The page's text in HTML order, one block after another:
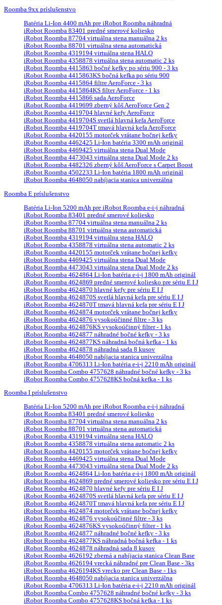
Roomba 9xx príslušenstvo
Batéria Li-Ion 4400 mAh pre iRobot Roomba náhradná
iRobot Roomba 83401 predné smerové koliesko
iRobot Roomba 87704 virtuálna stena manuálna 2 ks
iRobot Roomba 88701 virtuálna stena automatická
iRobot Roomba 4319194 virtuálna stena HALO
iRobot Roomba 4358878 virtuálna stena automatic 2 ks
iRobot Roomba 4415863 bočné kefky po sériu 900 - 3 ks
iRobot Roomba 4415863KS bočná kefka po sériu 900
iRobot Roomba 4415864 filtre AeroForce - 3 ks
iRobot Roomba 4415864KS filter AeroForce - 1 ks
iRobot Roomba 4415866 sada AeroForce
iRobot Roomba 4419699 zberný kôš AeroForce Gen 2
iRobot Roomba 4419704 hlavné kefy AeroForce
iRobot Roomba 4419704S svetlá hlavná kefa AeroForce
iRobot Roomba 4419704T tmavá hlavná kefa AeroForce
iRobot Roomba 4420155 motorček vrátane bočnej kefky
iRobot Roomba 4462425 Li-Ion batéria 3300 mAh originál
iRobot Roomba 4469425 virtuálna stena Dual Mode
iRobot Roomba 4473043 virtuálna stena Dual Mode 2 ks
iRobot Roomba 4482326 zberný kôš AeroForce s Carpet Boost
iRobot Roomba 4502233 Li-Ion batéria 1800 mAh originál
iRobot Roomba 4648050 nabíjacia stanica univerzálna
Roomba E príslušenstvo
Batéria Li-Ion 5200 mAh pre iRobot Roomba e-i-j náhradná
iRobot Roomba 83401 predné smerové koliesko
iRobot Roomba 87704 virtuálna stena manuálna 2 ks
iRobot Roomba 88701 virtuálna stena automatická
iRobot Roomba 4319194 virtuálna stena HALO
iRobot Roomba 4358878 virtuálna stena automatic 2 ks
iRobot Roomba 4420155 motorček vrátane bočnej kefky
iRobot Roomba 4469425 virtuálna stena Dual Mode
iRobot Roomba 4473043 virtuálna stena Dual Mode 2 ks
iRobot Roomba 4624864 Li-Ion batéria e-i-j 1800 mAh originál
iRobot Roomba 4624869 predné smerové koliesko pre sériu E I J
iRobot Roomba 4624870 hlavné kefy pre sériu E I J
iRobot Roomba 4624870S svetlá hlavná kefa pre sériu E I J
iRobot Roomba 4624870T tmavá hlavná kefa pre sériu E I J
iRobot Roomba 4624874 motorček vrátane bočnej kefky
iRobot Roomba 4624876 vysokoúčinné filtre - 3 ks
iRobot Roomba 4624876KS vysokoúčinný filter - 1 ks
iRobot Roomba 4624877 náhradné bočné kefky - 3 ks
iRobot Roomba 4624877KS náhradná bočná kefka - 1 ks
iRobot Roomba 4624878 náhradná sada 8 kusov
iRobot Roomba 4648050 nabíjacia stanica univerzálna
iRobot Roomba 4706313 Li-Ion batéria e-i-j 2210 mAh originál
iRobot Roomba Combo 4757628 náhradné bočné kefky - 3 ks
iRobot Roomba Combo 4757628KS bočná kefka - 1 ks
Roomba I príslušenstvo
Batéria Li-Ion 5200 mAh pre iRobot Roomba e-i-j náhradná
iRobot Roomba 83401 predné smerové koliesko
iRobot Roomba 87704 virtuálna stena manuálna 2 ks
iRobot Roomba 88701 virtuálna stena automatická
iRobot Roomba 4319194 virtuálna stena HALO
iRobot Roomba 4358878 virtuálna stena automatic 2 ks
iRobot Roomba 4420155 motorček vrátane bočnej kefky
iRobot Roomba 4469425 virtuálna stena Dual Mode
iRobot Roomba 4473043 virtuálna stena Dual Mode 2 ks
iRobot Roomba 4624864 Li-Ion batéria e-i-j 1800 mAh originál
iRobot Roomba 4624869 predné smerové koliesko pre sériu E I J
iRobot Roomba 4624870 hlavné kefy pre sériu E I J
iRobot Roomba 4624870S svetlá hlavná kefa pre sériu E I J
iRobot Roomba 4624870T tmavá hlavná kefa pre sériu E I J
iRobot Roomba 4624874 motorček vrátane bočnej kefky
iRobot Roomba 4624876 vysokoúčinné filtre - 3 ks
iRobot Roomba 4624876KS vysokoúčinný filter - 1 ks
iRobot Roomba 4624877 náhradné bočné kefky - 3 ks
iRobot Roomba 4624877KS náhradná bočná kefka - 1 ks
iRobot Roomba 4624878 náhradná sada 8 kusov
iRobot Roomba 4626192 zberná a nabíjacia stanica Clean Base
iRobot Roomba 4626194 vrecká náhradné pre Clean Base - 3ks
iRobot Roomba 4626194KS vrecko pre Clean Base - 1ks
iRobot Roomba 4648050 nabíjacia stanica univerzálna
iRobot Roomba 4706313 Li-Ion batéria e-i-j 2210 mAh originál
iRobot Roomba Combo 4757628 náhradné bočné kefky - 3 ks
iRobot Roomba Combo 4757628KS bočná kefka - 1 ks